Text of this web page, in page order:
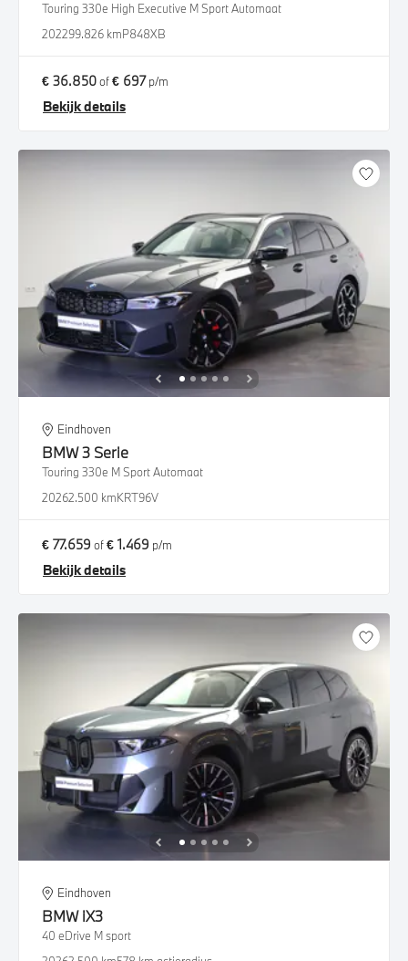
Touring 330e High Executive M Sport Automaat
202299.826 kmP848XB
€ 36.850of€ 697p/m
Bekijk details
Eindhoven
BMW3 Serie
Touring 330e M Sport Automaat
20262.500 kmKRT96V
€ 77.659 of€ 1.469 p/m
Bekijk details
Eindhoven
BMW iX3
40 eDrive M sport